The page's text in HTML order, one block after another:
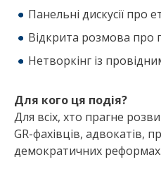
Панельні дискусії про
Відкрита розмова про
Нетворкінг із
Для кого ця подія?
Для всіх, хто прагне
GR-фахівців, адвокатів,
демократичних реформах.